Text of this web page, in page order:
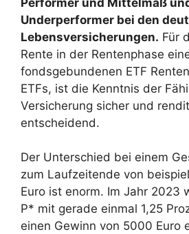
Underperformer bei den
Lebensversicherungen. Für
Rente in der Rentenphase
fondsgebundenen ETF
ETFs, ist die Kenntnis der
Versicherung sicher und
entscheidend.
Der Unterschied bei einem
zum Laufzeitende von
Euro ist enorm. Im Jahr 2023
P* mit gerade einmal 1,25
einen Gewinn von 5000 Euro